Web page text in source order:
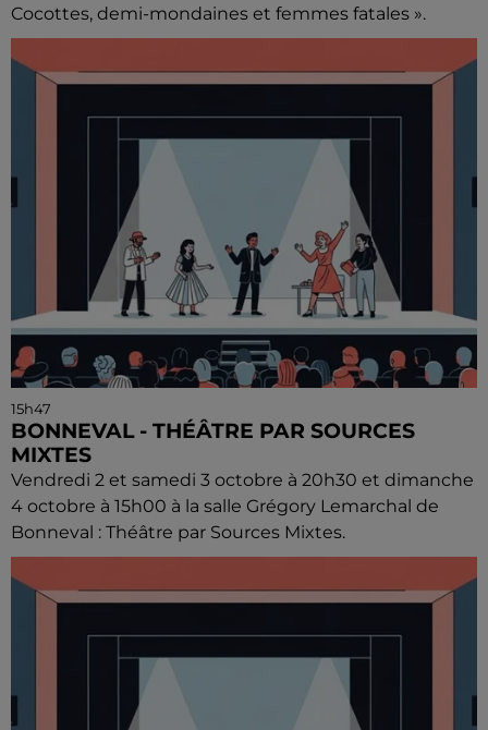
Cocottes, demi-mondaines et femmes fatales ».
15h47
BONNEVAL - THÉÂTRE PAR SOURCES
MIXTES
Vendredi 2 et samedi 3 octobre à 20h30 et dimanche
4 octobre à 15h00 à la salle Grégory Lemarchal de
Bonneval : Théâtre par Sources Mixtes.